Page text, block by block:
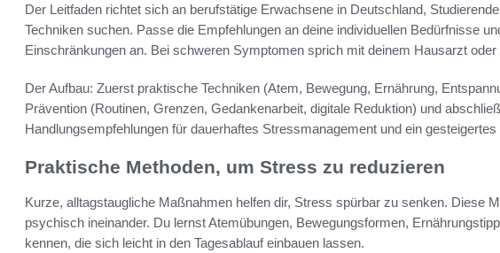
Der Leitfaden richtet sich an berufstätige Erwachsene in Deutschland,
Techniken suchen. Passe die Empfehlungen an deine individuellen Bedürfnisse
Einschränkungen an. Bei schweren Symptomen sprich mit deinem Hausarzt oder
Der Aufbau: Zuerst praktische Techniken (Atem, Bewegung, Ernährung,
Prävention (Routinen, Grenzen, Gedankenarbeit, digitale Reduktion) und
Handlungsempfehlungen für dauerhaftes Stressmanagement und ein gesteigertes
Praktische Methoden, um Stress zu reduzieren
Kurze, alltagstaugliche Maßnahmen helfen dir, Stress spürbar zu senken. Diese
psychisch ineinander. Du lernst Atemübungen, Bewegungsformen,
kennen, die sich leicht in den Tagesablauf einbauen lassen.